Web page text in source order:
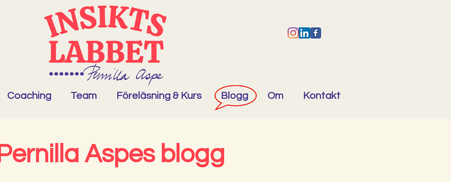
Coaching Team Föreläsning & Kurs Blogg Om Kontakt
Pernilla Aspes blogg